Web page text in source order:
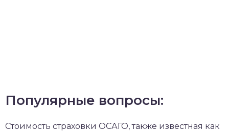
Популярные вопросы:
Стоимость страховки ОСАГО, также известная как